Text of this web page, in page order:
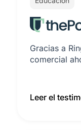
Gracias a
comercial
Leer el